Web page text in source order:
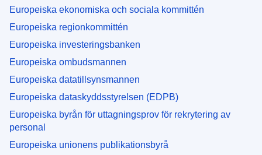
Europeiska ekonomiska och sociala kommittén
Europeiska regionkommittén
Europeiska investeringsbanken
Europeiska ombudsmannen
Europeiska datatillsynsmannen
Europeiska dataskyddsstyrelsen (EDPB)
Europeiska byrån för uttagningsprov för rekrytering av
personal
Europeiska unionens publikationsbyrå